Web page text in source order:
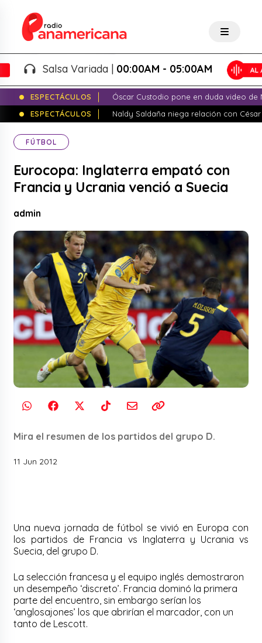
Salsa Variada |00:00AM - 05:00AM
ESPECTÁCULOS
Óscar Custodio pone en duda video de
ESPECTÁCULOS
Naldy Saldaña niega relación con
FÚTBOL
Eurocopa: Inglaterra empató con
Francia y Ucrania venció a Suecia
admin
Mira el resumen de los partidos del grupo D.
11 Jun 2012
Una nueva jornada de fútbol se vivió en Europa con
los partidos de Francia vs Inglaterra y Ucrania vs
Suecia, del grupo D.
La selección francesa y el equipo inglés demostraron
un desempeño ‘discreto’. Francia dominó la primera
parte del encuentro, sin embargo serían los
‘anglosajones’ los que abrirían el marcador, con un
tanto de Lescott.